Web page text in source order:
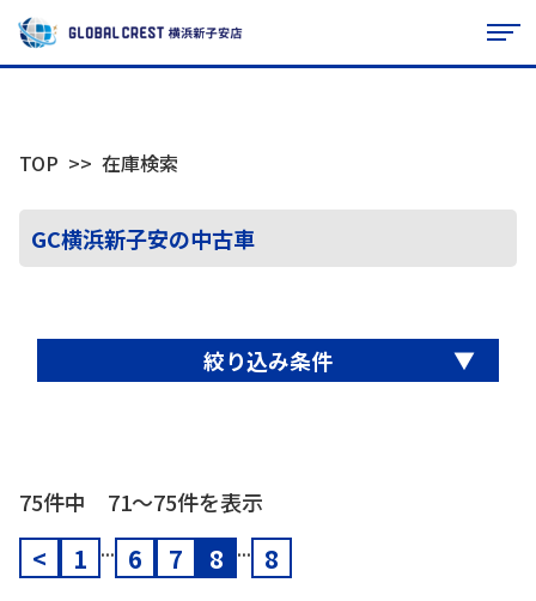
TOP 在庫検索
GC横浜新子安の中古車
絞り込み条件 ▼
75件中 71〜75件を表示
< 1 ... 6 7 8 ... 8